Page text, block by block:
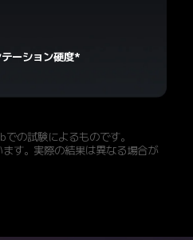
ーション硬度*
の試験によるものです。
す。実際の結果は異なる場合が